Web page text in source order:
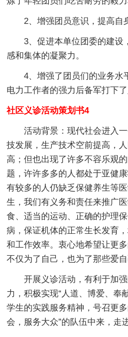
2、增强团员意识，提高自
3、促进本单位团委的建设
感和集体的凝聚力。
4、增强了团员们的业务水
电力工作者的强力后备军打下了
社区义诊活动策划书4
活动背景：现代社会进入一
技发展，生产技术空前提高，
高；但也出现了许多不容乐观
题，许许多多的人都处于亚健
有较多的人仍缺乏保健养生等
生，我们有义务和责任来推广
食、适当的运动、正确的护理
病，保证机体的正常生长发育
和工作效率。衷心地希望让更
不仅为了自己，也为了那些爱自
开展义诊活动，有利于加强
力，积极实现“人道、博爱、奉
学生的实践服务精神，号召更
会，服务大众”的队伍中来，走